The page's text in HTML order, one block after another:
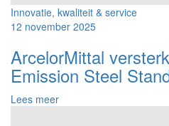
Innovatie, kwaliteit & service
12 november 2025
ArcelorMittal
Emission Steel
Lees meerover